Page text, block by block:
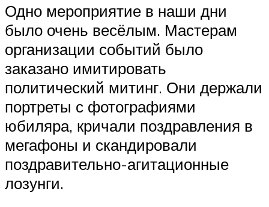
Одно мероприятие в наши дни
было очень весёлым. Мастерам
организации событий было
заказано имитировать
политический митинг. Они держали
портреты с фотографиями
юбиляра, кричали поздравления в
мегафоны и скандировали
поздравительно-агитационные
лозунги.